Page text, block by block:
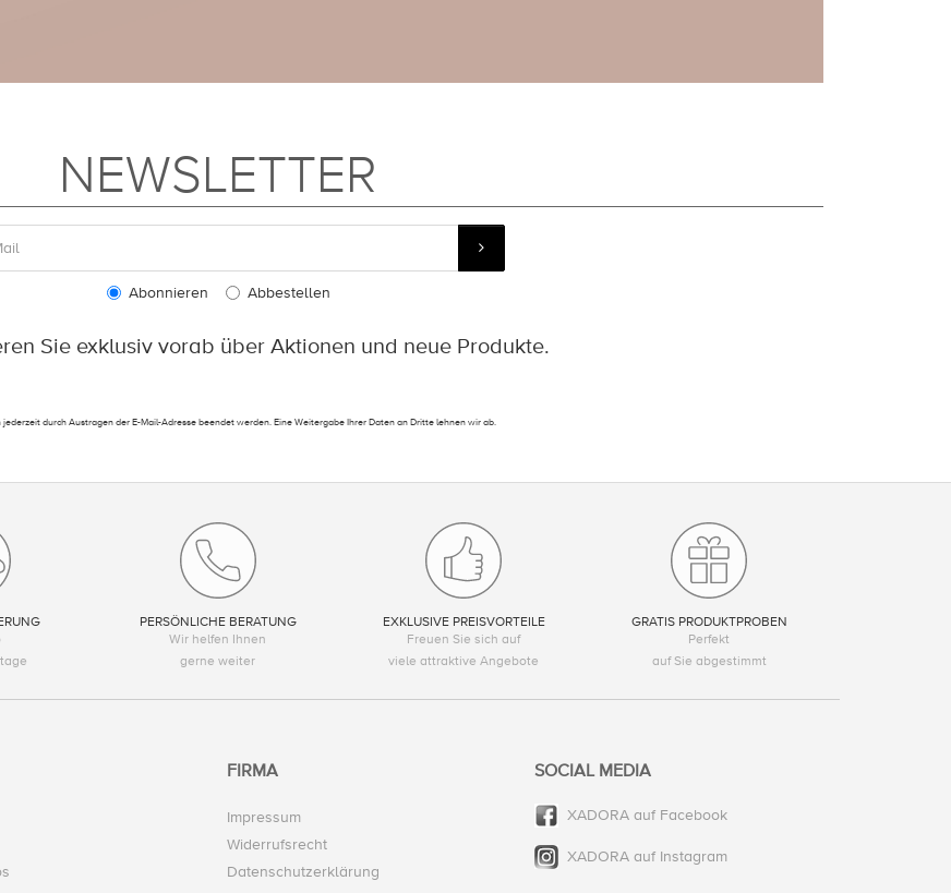
NEWSLETTER
Abonnieren Abbestellen
Sie exklusiv vorab über Aktionen und neue Produkte.
jederzeit durch Austragen der E-Mail-Adresse beendet werden. Eine Weitergabe Ihrer Daten an Dritte lehnen wir ab.
PERSÖNLICHE BERATUNG
Wir helfen Ihnen
gerne weiter
EXKLUSIVE PREISVORTEILE
Freuen Sie sich auf
viele attraktive Angebote
GRATIS PRODUKTPROBEN
Perfekt
auf Sie abgestimmt
FIRMA
Impressum
Widerrufsrecht
Datenschutzerklärung
SOCIAL MEDIA
XADORA auf Facebook
XADORA auf Instagram